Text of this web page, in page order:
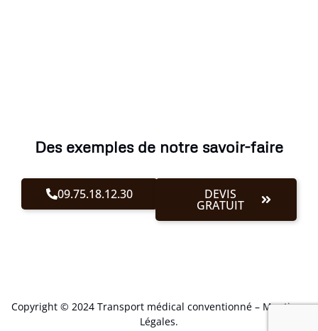
Des exemples de notre savoir-faire
09.75.18.12.30 DEVIS
GRATUIT
Copyright © 2024 Transport médical conventionné – Mentions
Légales.